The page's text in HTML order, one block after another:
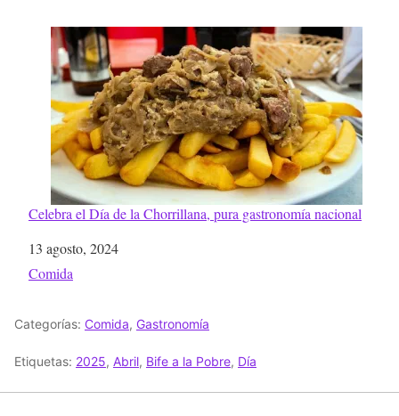
Celebra el Día de la Chorrillana, pura gastronomía nacional
Fecha
13 agosto, 2024
Respecto a
Comida
Categorías: Comida, Gastronomía
Etiquetas: 2025, Abril, Bife a la Pobre, Día